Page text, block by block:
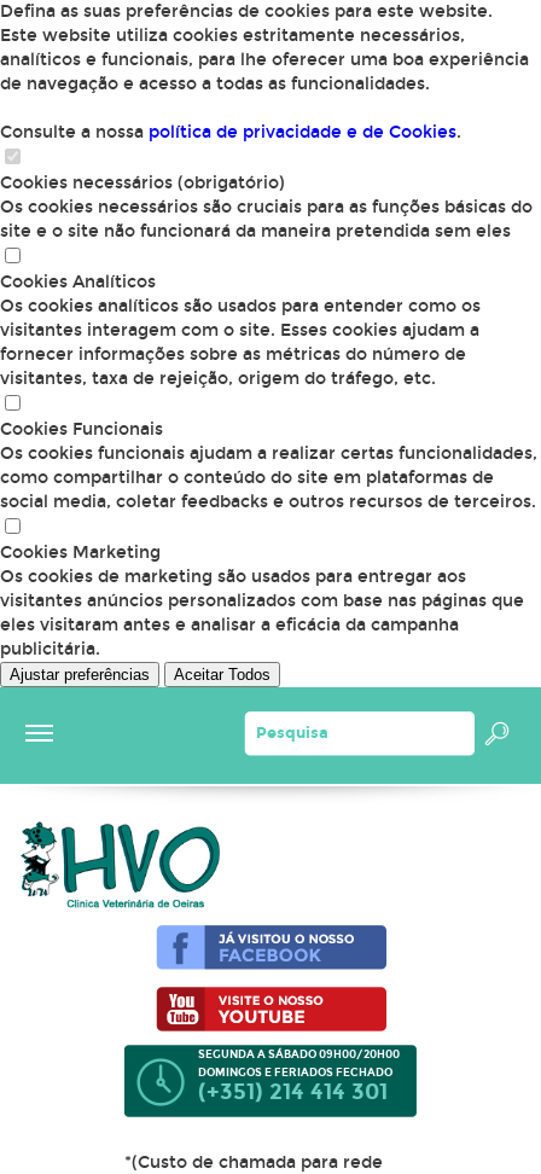
Defina as suas preferências de cookies para este website.
Este website utiliza cookies estritamente necessários,
analíticos e funcionais, para lhe oferecer uma boa experiência
de navegação e acesso a todas as funcionalidades.
Consulte a nossa política de privacidade e de Cookies.
Cookies necessários (obrigatório)
Os cookies necessários são cruciais para as funções básicas do
site e o site não funcionará da maneira pretendida sem eles
Cookies Analíticos
Os cookies analíticos são usados para entender como os
visitantes interagem com o site. Esses cookies ajudam a
fornecer informações sobre as métricas do número de
visitantes, taxa de rejeição, origem do tráfego, etc.
Cookies Funcionais
Os cookies funcionais ajudam a realizar certas funcionalidades,
como compartilhar o conteúdo do site em plataformas de
social media, coletar feedbacks e outros recursos de terceiros.
Cookies Marketing
Os cookies de marketing são usados para entregar aos
visitantes anúncios personalizados com base nas páginas que
eles visitaram antes e analisar a eficácia da campanha
publicitária.
Ajustar preferências Aceitar Todos
SEGUNDA A SÁBADO 09H00/20H00
DOMINGOS E FERIADOS FECHADO
(+351) 214 414 301
*(Custo de chamada para rede